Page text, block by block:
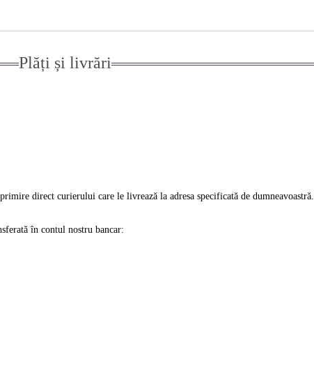
Plăți și livrări
direct curierului care le livrează la adresa specificată de dumneavoastră.
în contul nostru bancar: